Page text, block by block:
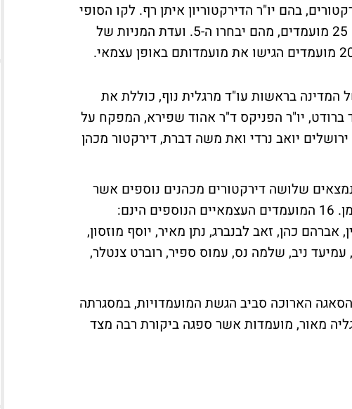
דירקטורים חדשים לבנק נדרשת מאחר ו-5 דירקטורים, בהם יו"ר הדירקטוריון איתן רף. לקו הסופי
בהתמודדות על כיסא בדירקטוריון הבנק הגיעו לבסוף 25 מועמדים, מהם יבחרו ה-5. ועדת המניות של
בראשות עו"ד מרגלית נוף, כוללת את
יו"ר הפניקס ד"ר אהוד שפירא, המפקח על
יואב נרדי ואת משה דברת, דירקטור מכהן
שלושה דירקטורים מכהנים נוספים אשר
כהונתם מסתיימת: נורית סגל, יעקב גולדמן ומשה וידמן. 16 המועמדים העצמאיים הנוספים הינם:
אברהם כהן, זאב לבנברג, נתן מאיר, יוסף מוזסון,
ניב, שלמה נס, עמוס ספיר, רוברט צנטלר,
הארוכה סביב הגשת המועמדויות, במסגרתה
מאור, מועמדות אשר ספגה ביקורת רבה מצד